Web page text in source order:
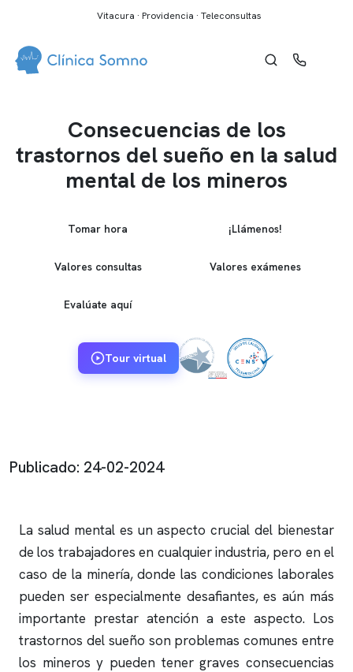
Vitacura · Providencia · Teleconsultas
Consecuencias de los
trastornos del sueño en la salud
mental de los mineros
Tomar hora ¡Llámenos!
Valores consultas Valores exámenes
Evalúate aquí
Tour virtual
Publicado: 24-02-2024
La salud mental es un aspecto crucial del bienestar
de los trabajadores en cualquier industria, pero en el
caso de la minería, donde las condiciones laborales
pueden ser especialmente desafiantes, es aún más
importante prestar atención a este aspecto. Los
trastornos del sueño son problemas comunes entre
los mineros y pueden tener graves consecuencias